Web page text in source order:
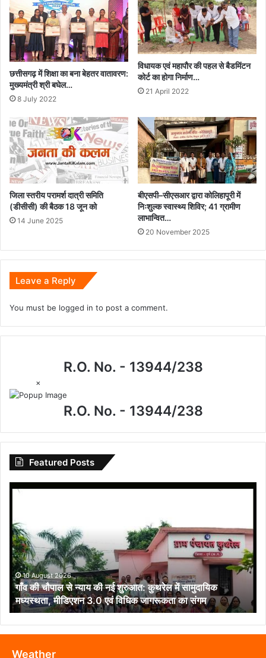
छत्तीसगढ़ में शिक्षा का बना बेहतर वातावरण:
मुख्यमंत्री श्री बघेल…
8 July 2022
विधायक एवं महापौर की पहल से बैडमिंटन
कोर्ट का होगा निर्माण…
21 April 2022
जिला स्तरीय परामर्श दात्री समिति
(डीसीसी) की बैठक 18 जून को
14 June 2025
बीएसपी–सीएसआर द्वारा कोलिहापूरी में
निःशुल्क स्वास्थ्य शिविर; 41 ग्रामीण
लाभान्वित…
20 November 2025
Leave a Reply
You must be logged in to post a comment.
R.O. No. - 13944/238
×
R.O. No. - 13944/238
Featured Posts
गाँव
से
न्याय
की
नई
शुरुआत:
कुथरेल
सामुदायिक
मध्यस्थता,
मीडिएशन
3.0
10 August 2026
गाँव की चौपाल से न्याय की नई शुरुआत: कुथरेल में सामुदायिक
मध्यस्थता, मीडिएशन 3.0 एवं विधिक जागरूकता का संगम
Weather